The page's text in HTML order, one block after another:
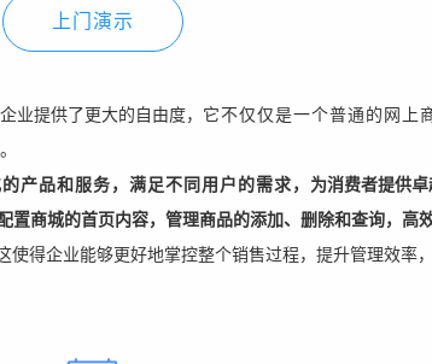
上门演示
企业提供了更大的自由度， 它不仅仅是一个普通的网上
产品和服务，满足不同用户的需求， 为消费者提供
置商城的首页内容，管理商品的添加、删除和查询，高效
使得企业能够更好地掌控整个销售过程，提升管理效率